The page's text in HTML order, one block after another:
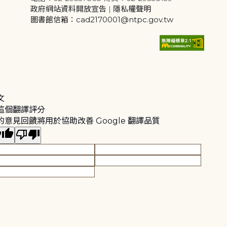
政府網站資料開放宣告 | 隱私權聲明
圖書館信箱：cad2170001@ntpc.gov.tw
個翻譯評分
意見回饋將用於協助改善 Google 翻譯品質